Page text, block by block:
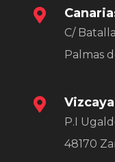
C/
Palmas
Vizcaya
P.I
48170